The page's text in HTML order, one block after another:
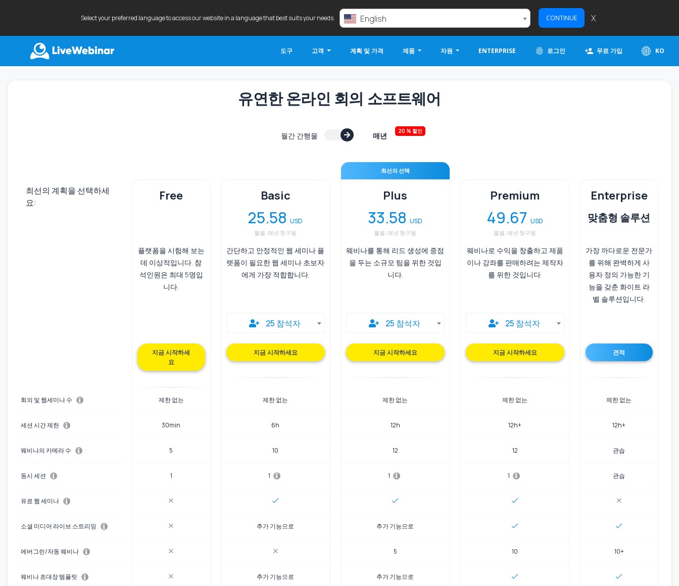
Select your preferred language to access our website in a language that best suits your needs. English CONTINUE X
도구 고객 계획 및 가격 제품 자원 ENTERPRISE 로그인 무료 가입 KO
유연한 온라인 회의 소프트웨어
월간 간행물 매년 20 % 할인
최선의 계획을 선택하세
요:
회의 및 웹세미나 수
세션 시간 제한
웨비나의 카메라 수
동시 세션
유료 웹 세미나
소셜 미디어 라이브 스트리밍
에버그린/자동 웨비나
웨비나 초대장 템플릿
Free
플랫폼을 시험해 보는
데 이상적입니다. 참
석인원은 최대 5명입
니다.
지금 시작하세
요
제한 없는
30min
5
1
Basic
25.58 USD
월별, 매년 청구됨
간단하고 안정적인 웹 세미나 플
랫폼이 필요한 웹 세미나 초보자
에게 가장 적합합니다.
25 참석자
지금 시작하세요
제한 없는
6h
10
1
추가 기능으로
추가 기능으로
최선의 선택
Plus
33.58 USD
월별, 매년 청구됨
웨비나를 통해 리드 생성에 중점
을 두는 소규모 팀을 위한 것입
니다.
25 참석자
지금 시작하세요
제한 없는
12h
12
1
추가 기능으로
5
추가 기능으로
Premium
49.67 USD
월별, 매년 청구됨
웨비나로 수익을 창출하고 제품
이나 강좌를 판매하려는 제작자
를 위한 것입니다.
25 참석자
지금 시작하세요
제한 없는
12h+
12
1
10
Enterprise
맞춤형 솔루션
가장 까다로운 전문가
를 위해 완벽하게 사
용자 정의 가능한 기
능을 갖춘 화이트 라
벨 솔루션입니다.
견적 (OPENS IN A
제한 없는
12h+
관습
관습
10+